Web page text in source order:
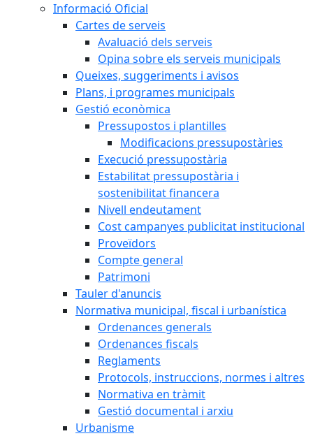
Informació Oficial
Cartes de serveis
Avaluació dels serveis
Opina sobre els serveis municipals
Queixes, suggeriments i avisos
Plans, i programes municipals
Gestió econòmica
Pressupostos i plantilles
Modificacions pressupostàries
Execució pressupostària
Estabilitat pressupostària i
sostenibilitat financera
Nivell endeutament
Cost campanyes publicitat institucional
Proveïdors
Compte general
Patrimoni
Tauler d'anuncis
Normativa municipal, fiscal i urbanística
Ordenances generals
Ordenances fiscals
Reglaments
Protocols, instruccions, normes i altres
Normativa en tràmit
Gestió documental i arxiu
Urbanisme